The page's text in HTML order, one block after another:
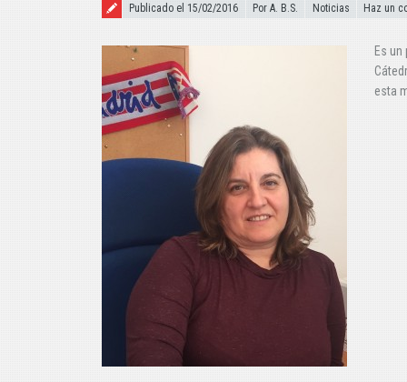
Publicado el
Publicado el 15/02/2016 Por A. B.S. Noticias Haz un
Es
esta